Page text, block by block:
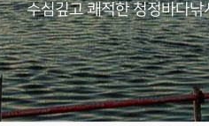
수심깊고 쾌적한 청정바다낚